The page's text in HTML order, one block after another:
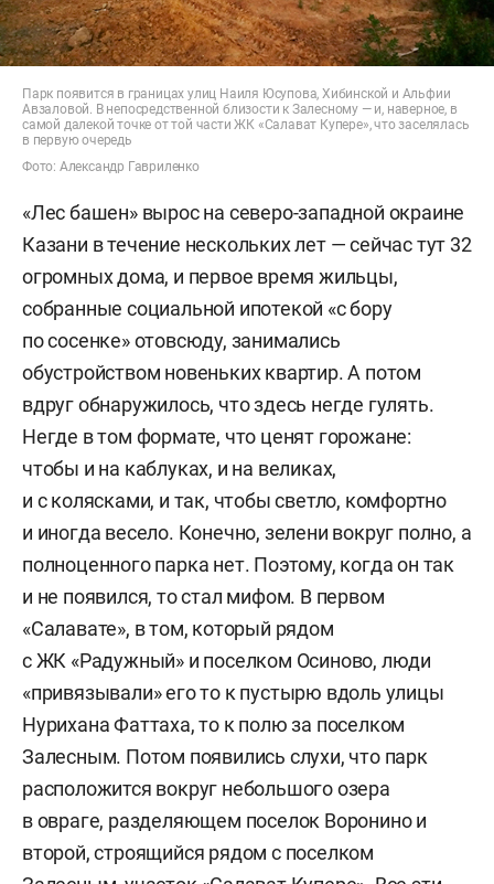
Парк появится в границах улиц Наиля Юсупова, Хибинской и Альфии
Авзаловой. В непосредственной близости к Залесному — и, наверное, в
самой далекой точке от той части ЖК «Салават Купере», что заселялась
в первую очередь
Фото: Александр Гавриленко
«Лес башен» вырос на северо-западной окраине
Казани в течение нескольких лет — сейчас тут 32
огромных дома, и первое время жильцы,
собранные социальной ипотекой «с бору
по сосенке» отовсюду, занимались
обустройством новеньких квартир. А потом
вдруг обнаружилось, что здесь негде гулять.
Негде в том формате, что ценят горожане:
чтобы и на каблуках, и на великах,
и с колясками, и так, чтобы светло, комфортно
и иногда весело. Конечно, зелени вокруг полно, а
полноценного парка нет. Поэтому, когда он так
и не появился, то стал мифом. В первом
«Салавате», в том, который рядом
с ЖК «Радужный» и поселком Осиново, люди
«привязывали» его то к пустырю вдоль улицы
Нурихана Фаттаха, то к полю за поселком
Залесным. Потом появились слухи, что парк
расположится вокруг небольшого озера
в овраге, разделяющем поселок Воронино и
второй, строящийся рядом с поселком